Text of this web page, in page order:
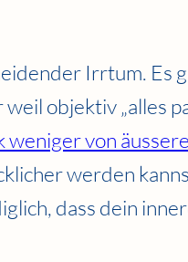
Irrtum. Es
objektiv „alles
weniger von
werden
dass dein